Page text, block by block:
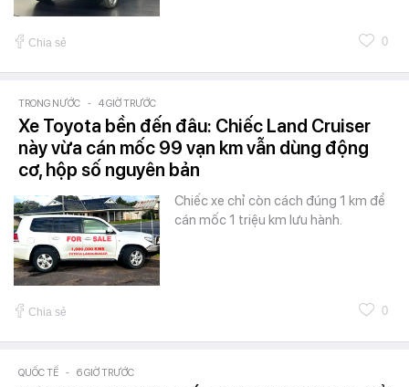
Chia sẻ 0
TRONG NƯỚC - 4 GIỜ TRƯỚC
Xe Toyota bền đến đâu: Chiếc Land Cruiser
này vừa cán mốc 99 vạn km vẫn dùng động
cơ, hộp số nguyên bản
Chiếc xe chỉ còn cách đúng 1 km để
cán mốc 1 triệu km lưu hành.
Chia sẻ 0
QUỐC TẾ - 6 GIỜ TRƯỚC